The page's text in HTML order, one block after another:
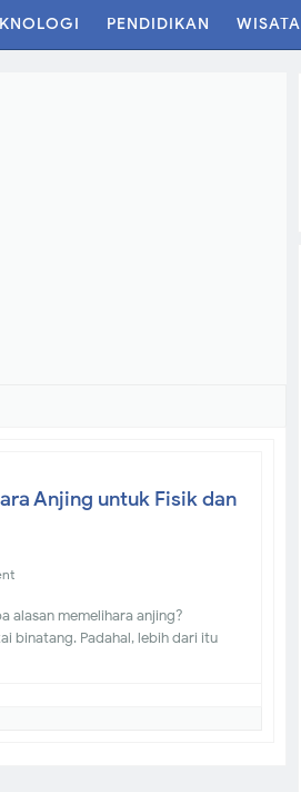
PENDIDIKAN WISATA
Anjing untuk Fisik dan
alasan memelihara anjing?
binatang. Padahal, lebih dari itu